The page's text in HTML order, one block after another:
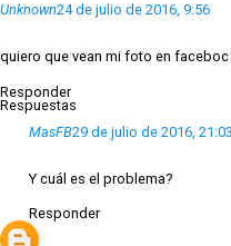
Unknown24 de julio de 2016, 9:56
quiero que vean mi foto en faceboc
Responder
Respuestas
MasFB29 de julio de 2016, 21:03
Y cuál es el problema?
Responder